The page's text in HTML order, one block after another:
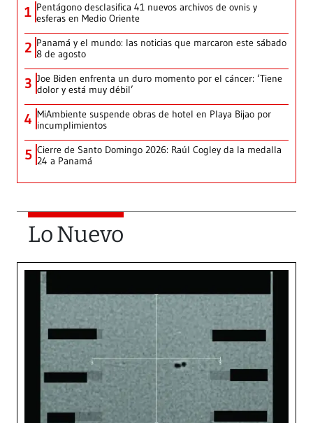
1 Pentágono desclasifica 41 nuevos archivos de ovnis y
esferas en Medio Oriente
2 Panamá y el mundo: las noticias que marcaron este sábado
8 de agosto
3 Joe Biden enfrenta un duro momento por el cáncer: ‘Tiene
dolor y está muy débil’
4 MiAmbiente suspende obras de hotel en Playa Bijao por
incumplimientos
5 Cierre de Santo Domingo 2026: Raúl Cogley da la medalla
24 a Panamá
Lo Nuevo